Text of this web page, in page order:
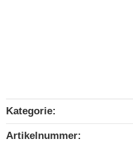
Produkteigenschaft
Wert
Kategorie:
Artikelnummer: